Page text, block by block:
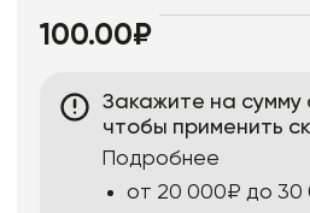
100.00₽
Закажите на сумму
чтобы применить
Подробнее
от 20 000₽ до 30